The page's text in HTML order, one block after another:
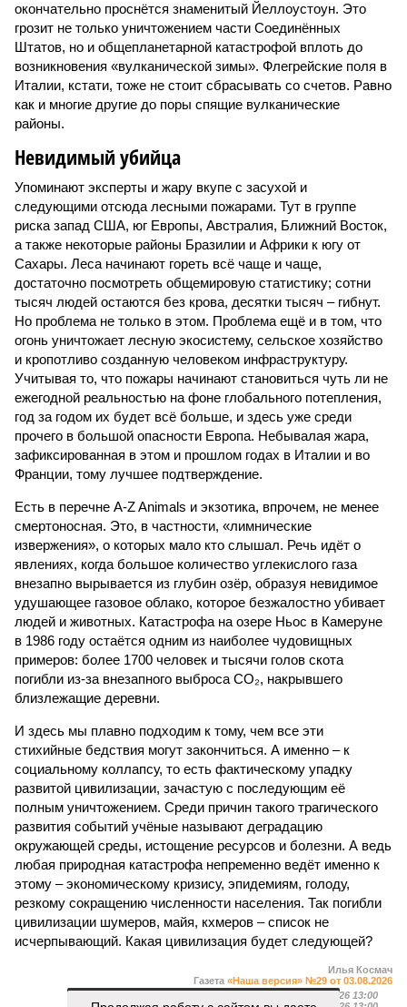
окончательно проснётся знаменитый Йеллоустоун. Это
грозит не только уничтожением части Соединённых
Штатов, но и общепланетарной катастрофой вплоть до
возникновения «вулканической зимы». Флегрейские поля в
Италии, кстати, тоже не стоит сбрасывать со счетов. Равно
как и многие другие до поры спящие вулканические
районы.
Невидимый убийца
Упоминают эксперты и жару вкупе с засухой и
следующими отсюда лесными пожарами. Тут в группе
риска запад США, юг Европы, Австралия, Ближний Восток,
а также некоторые районы Бразилии и Африки к югу от
Сахары. Леса начинают гореть всё чаще и чаще,
достаточно посмотреть общемировую статистику; сотни
тысяч людей остаются без крова, десятки тысяч – гибнут.
Но проблема не только в этом. Проблема ещё и в том, что
огонь уничтожает лесную экосистему, сельское хозяйство
и кропотливо созданную человеком инфраструктуру.
Учитывая то, что пожары начинают становиться чуть ли не
ежегодной реальностью на фоне глобального потепления,
год за годом их будет всё больше, и здесь уже среди
прочего в большой опасности Европа. Небывалая жара,
зафиксированная в этом и прошлом годах в Италии и во
Франции, тому лучшее подтверждение.
Есть в перечне A-Z Animals и экзотика, впрочем, не менее
смертоносная. Это, в частности, «лимнические
извержения», о которых мало кто слышал. Речь идёт о
явлениях, когда большое количество углекислого газа
внезапно вырывается из глубин озёр, образуя невидимое
удушающее газовое облако, которое безжалостно убивает
людей и животных. Катастрофа на озере Ньос в Камеруне
в 1986 году остаётся одним из наиболее чудовищных
примеров: более 1700 человек и тысячи голов скота
погибли из-за внезапного выброса CO₂, накрывшего
близлежащие деревни.
И здесь мы плавно подходим к тому, чем все эти
стихийные бедствия могут закончиться. А именно – к
социальному коллапсу, то есть фактическому упадку
развитой цивилизации, зачастую с последующим её
полным уничтожением. Среди причин такого трагического
развития событий учёные называют деградацию
окружающей среды, истощение ресурсов и болезни. А ведь
любая природная катастрофа непременно ведёт именно к
этому – экономическому кризису, эпидемиям, голоду,
резкому сокращению численности населения. Так погибли
цивилизации шумеров, майя, кхмеров – список не
исчерпывающий. Какая цивилизация будет следующей?
Илья Космач
Газета «Наша версия» №29 от 03.08.2026
05.08.2026 13:00